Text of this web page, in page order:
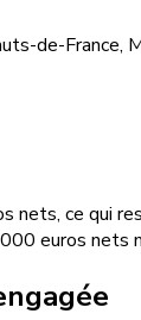
de-France,
ce qui
euros nets